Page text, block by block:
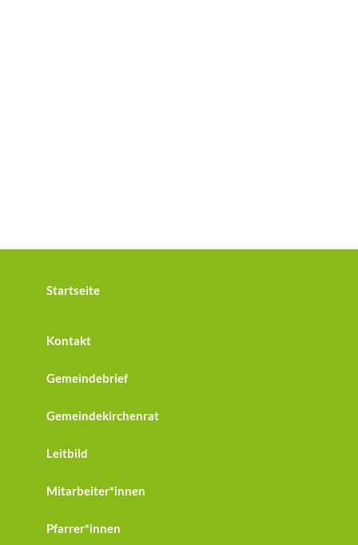
Startseite
Kontakt
Gemeindebrief
Gemeindekirchenrat
Leitbild
Mitarbeiter*innen
Pfarrer*innen